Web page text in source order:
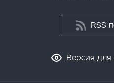
RSS
Версия для